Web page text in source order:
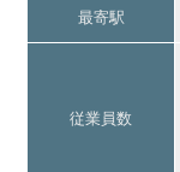
最寄駅
従業員数